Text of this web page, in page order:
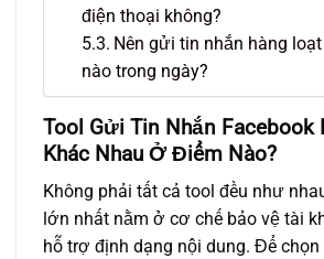
điện thoại không?
Nên gửi tin nhắn hàng
nào trong ngày?
Tool Gửi Tin Nhắn Facebook
Khác Nhau Ở Điểm Nào?
Không phải tất cả tool đều như
lớn nhất nằm ở cơ chế bảo vệ tài
hỗ trợ định dạng nội dung. Để chọn